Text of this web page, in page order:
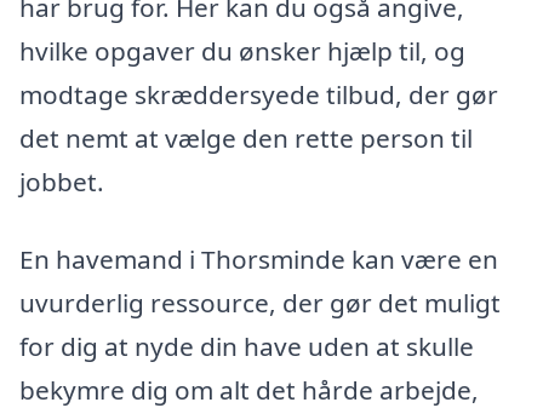
har brug for. Her kan du også angive,
hvilke opgaver du ønsker hjælp til, og
modtage skræddersyede tilbud, der gør
det nemt at vælge den rette person til
jobbet.
En havemand i Thorsminde kan være en
uvurderlig ressource, der gør det muligt
for dig at nyde din have uden at skulle
bekymre dig om alt det hårde arbejde,